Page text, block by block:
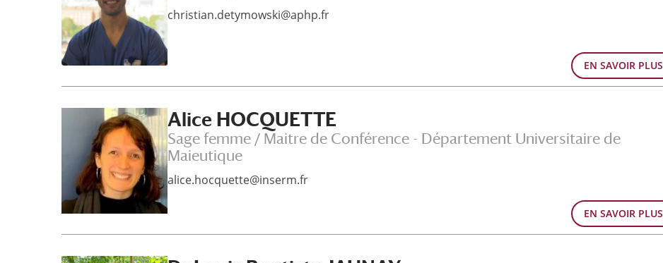
christian.detymowski@aphp.fr
EN SAVOIR PLUS
Alice HOCQUETTE
Sage femme / Maitre de Conférence - Département Universitaire de
Maieutique
alice.hocquette@inserm.fr
EN SAVOIR PLUS